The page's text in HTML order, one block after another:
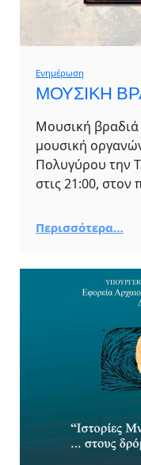
Ενημέρωση
ΜΟΥΣΙΚΗ
Μουσική βραδιά
μουσική
Πολυγύρου την
στις 21:00,
Περισσότερα…